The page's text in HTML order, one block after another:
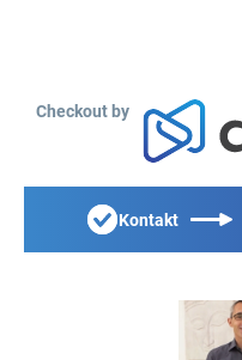
Checkout by
Kontakt